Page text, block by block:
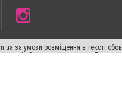
за умови розміщення в тексті
тексті або в якості джерела.